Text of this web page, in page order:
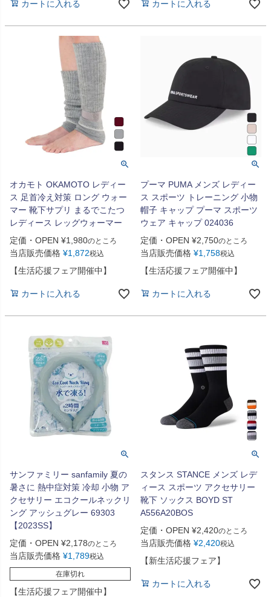
カートに入れる カートに入れる
オカモト OKAMOTO レディー
ス 足首冷え対策 ロング ウォー
マー 靴下サプリ まるでこたつ
レディース レッグウォーマー
定価・OPEN ¥1,980のところ
当店販売価格 ¥1,872税込
【生活応援フェア開催中】
カートに入れる
プーマ PUMA メンズ レディー
ス スポーツ トレーニング 小物
帽子 キャップ プーマ スポーツ
ウェア キャップ 024036
定価・OPEN ¥2,750のところ
当店販売価格 ¥1,758税込
【生活応援フェア開催中】
カートに入れる
サンファミリー sanfamily 夏の
暑さに 熱中症対策 冷却 小物 ア
クセサリー エコクールネックリ
ング アッシュグレー 69303
【2023SS】
定価・OPEN ¥2,178のところ
当店販売価格 ¥1,789税込
在庫切れ
【生活応援フェア開催中】
スタンス STANCE メンズ レデ
ィース スポーツ アクセサリー
靴下 ソックス BOYD ST
A556A20BOS
定価・OPEN ¥2,420のところ
当店販売価格 ¥2,420税込
【新生活応援フェア】
カートに入れる